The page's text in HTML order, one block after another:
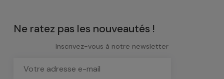
Ne ratez pas les nouveautés !
Inscrivez-vous à notre newsletter